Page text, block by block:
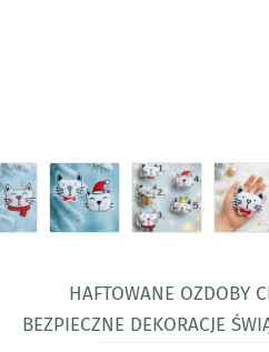
Haftowane ozdoby
bezpieczne dekoracje